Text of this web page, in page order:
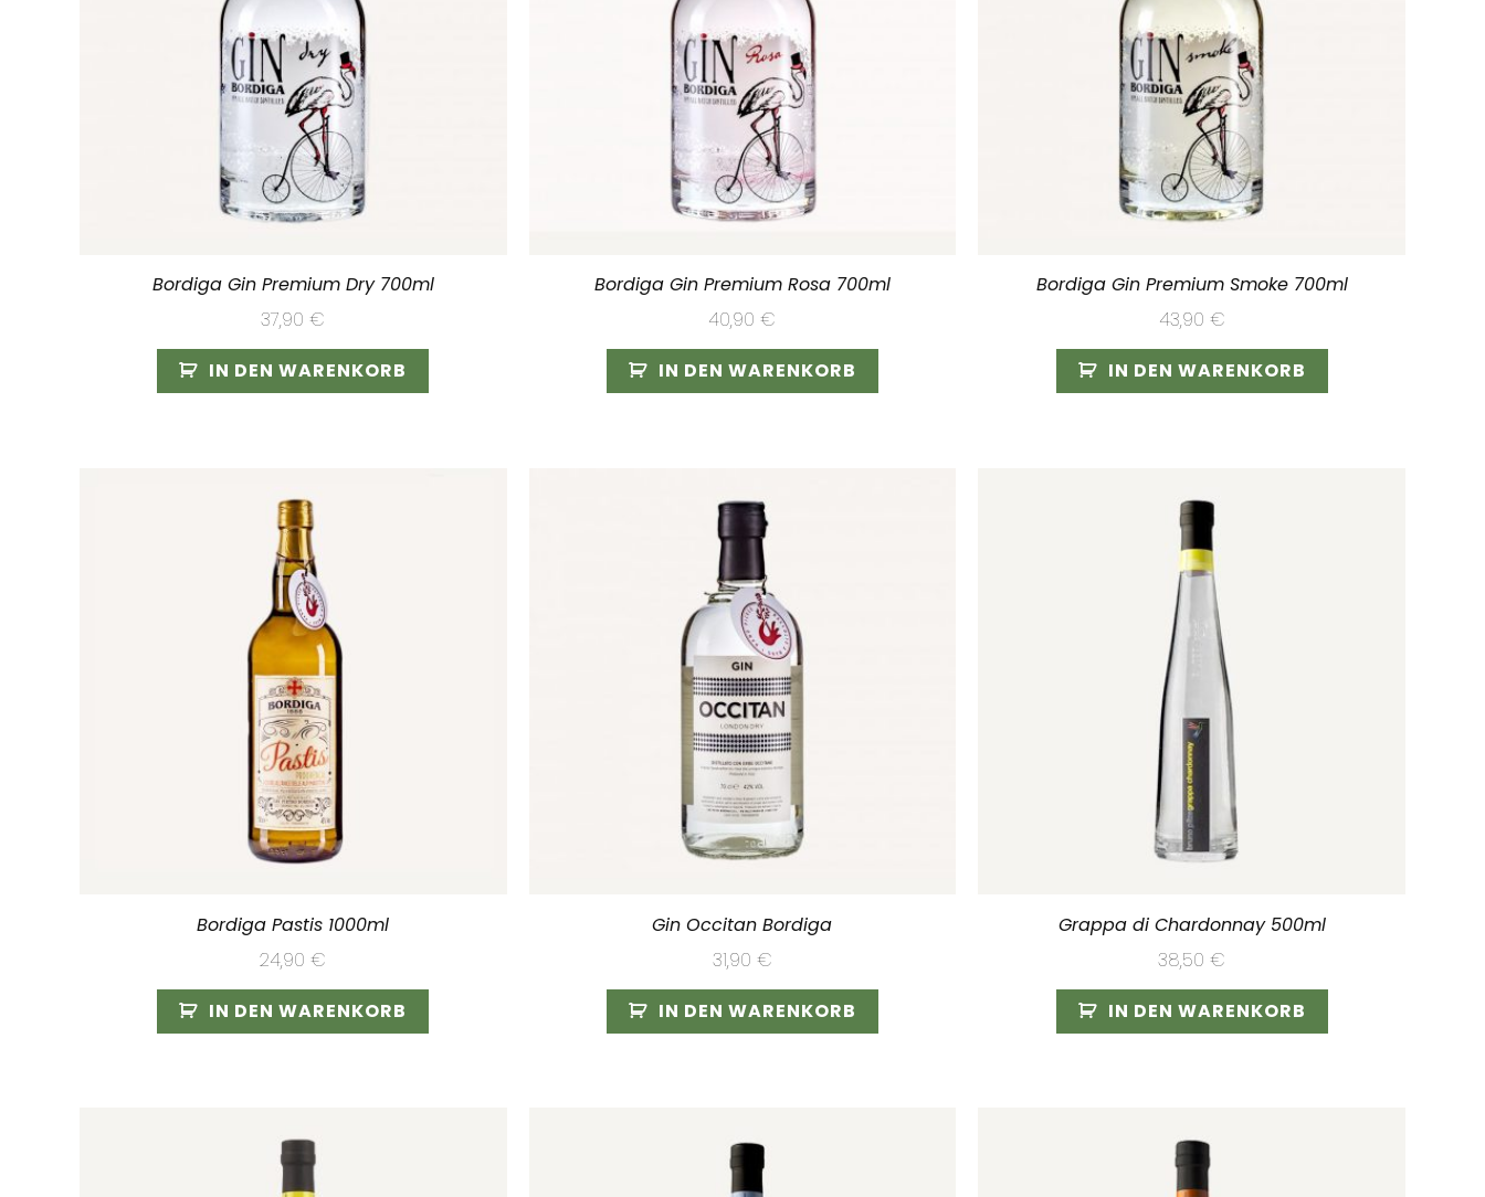
Bordiga Gin Premium Dry 700ml
37,90€
IN DEN WARENKORB
Bordiga Gin Premium Rosa 700ml
40,90€
IN DEN WARENKORB
Bordiga Gin Premium Smoke 700ml
43,90 €
IN DEN WARENKORB
Bordiga Pastis 1000ml
24,90€
IN DEN WARENKORB
Gin Occitan Bordiga
31,90 €
IN DEN WARENKORB
Grappa di Chardonnay 500ml
38,50€
IN DEN WARENKORB